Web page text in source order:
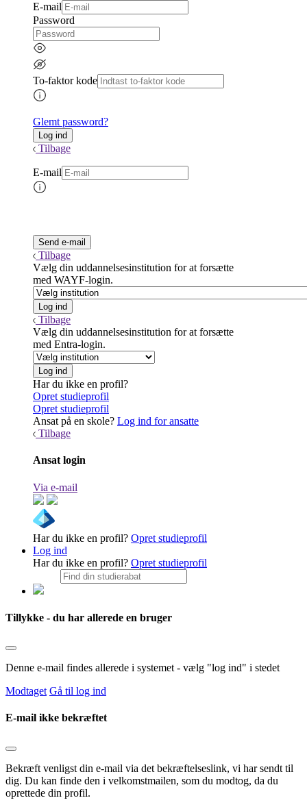
E-mail
Password
To-faktor kode
Glemt password?
Tilbage
E-mail
Tilbage
Vælg din uddannelsesinstitution for at forsætte
med WAYF-login.
Tilbage
Vælg din uddannelsesinstitution for at forsætte
med Entra-login.
Har du ikke en profil?
Opret studieprofil
Opret studieprofil
Ansat på en skole? Log ind for ansatte
Tilbage
Ansat login
Via e-mail
Har du ikke en profil? Opret studieprofil
Log ind
Har du ikke en profil? Opret studieprofil
Tillykke - du har allerede en bruger
Denne e-mail findes allerede i systemet - vælg "log ind" i stedet
Modtaget Gå til log ind
E-mail ikke bekræftet
Bekræft venligst din e-mail via det bekræftelseslink, vi har sendt til
dig. Du kan finde den i velkomstmailen, som du modtog, da du
oprettede din profil.